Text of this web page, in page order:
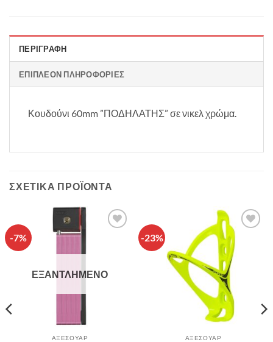
ΠΕΡΙΓΡΑΦΉ
ΕΠΙΠΛΈΟΝ ΠΛΗΡΟΦΟΡΊΕΣ
Κουδούνι 60mm ”ΠΟΔΗΛΑΤΗΣ” σε νικελ χρώμα.
ΣΧΕΤΙΚΆ ΠΡΟΪΌΝΤΑ
-7%
ΕΞΑΝΤΛΗΜΈΝΟ
ΑΞΕΣΟΥΑΡ
-23%
Πρόσθήκη
στην λίστα
επιθυμιών
ΑΞΕΣΟΥΑΡ